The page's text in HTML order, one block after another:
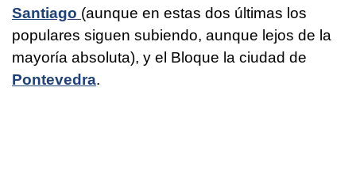
Santiago (aunque en estas dos últimas los
populares siguen subiendo, aunque lejos de la
mayoría absoluta), y el Bloque la ciudad de
Pontevedra.